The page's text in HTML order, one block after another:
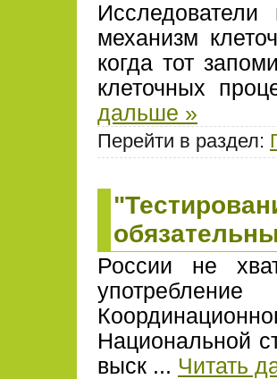
механизм
когда тот
клеточных
дальше »
Перейти в раздел:
России не
Национальной
выск ... Читать